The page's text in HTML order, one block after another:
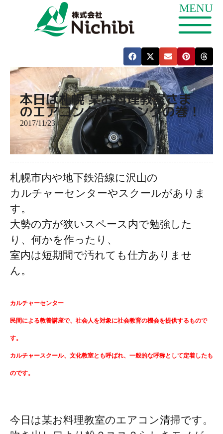
本日は札幌 某お料理教室さま
のエアコンクリーニングの巻！
2017/11/23
札幌市内や地下鉄沿線に沢山の
カルチャーセンターやスクールがありま
す。
大勢の方が狭いスペース内で勉強した
り、何かを作ったり、
室内は短期間で汚れても仕方ありませ
ん。
カルチャーセンター
民間による教養講座で、社会人を対象に社会教育の機会を提供するもので
す。
カルチャースクール、文化教室とも呼ばれ、一般的な呼称として定着したも
のです。
今日は某お料理教室のエアコン清掃です。